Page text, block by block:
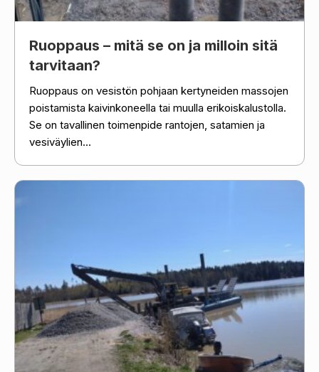
Ruoppaus – mitä se on ja milloin sitä
tarvitaan?
Ruoppaus on vesistön pohjaan kertyneiden massojen
poistamista kaivinkoneella tai muulla erikoiskalustolla.
Se on tavallinen toimenpide rantojen, satamien ja
vesiväylien...